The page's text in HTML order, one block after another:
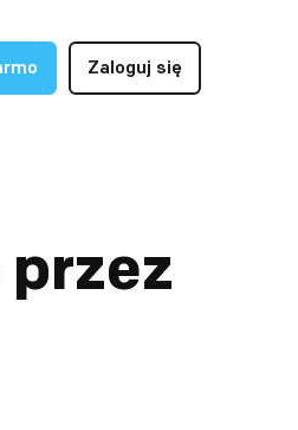
Zaloguj się